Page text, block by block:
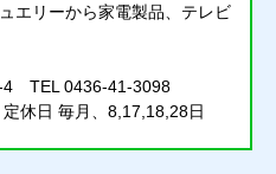
エリーから家電製品、テレビ
4 TEL 0436-41-3098
休日 毎月、8,17,18,28日